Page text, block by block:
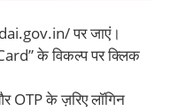
पर जाएं।
के विकल्प पर क्लिक
OTP के ज़रिए लॉगिन